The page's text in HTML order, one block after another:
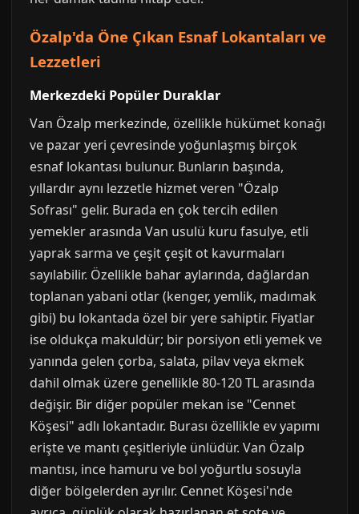
Özalp'da Öne Çıkan Esnaf Lokantaları ve
Lezzetleri
Merkezdeki Popüler Duraklar
Van Özalp merkezinde, özellikle hükümet konağı
ve pazar yeri çevresinde yoğunlaşmış birçok
esnaf lokantası bulunur. Bunların başında,
yıllardır aynı lezzetle hizmet veren "Özalp
Sofrası" gelir. Burada en çok tercih edilen
yemekler arasında Van usulü kuru fasulye, etli
yaprak sarma ve çeşit çeşit ot kavurmaları
sayılabilir. Özellikle bahar aylarında, dağlardan
toplanan yabani otlar (kenger, yemlik, madımak
gibi) bu lokantada özel bir yere sahiptir. Fiyatlar
ise oldukça makuldür; bir porsiyon etli yemek ve
yanında gelen çorba, salata, pilav veya ekmek
dahil olmak üzere genellikle 80-120 TL arasında
değişir. Bir diğer popüler mekan ise "Cennet
Köşesi" adlı lokantadır. Burası özellikle ev yapımı
erişte ve mantı çeşitleriyle ünlüdür. Van Özalp
mantısı, ince hamuru ve bol yoğurtlu sosuyla
diğer bölgelerden ayrılır. Cennet Köşesi'nde